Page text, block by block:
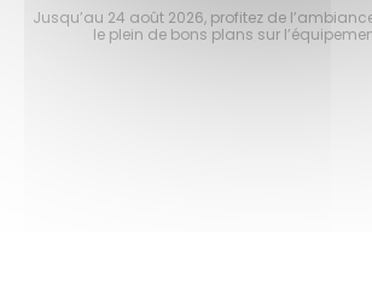
Jusqu’au 24 août 2026, profitez de
le plein de bons plans sur